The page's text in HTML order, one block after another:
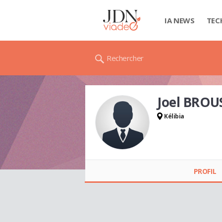
IA NEWS
Rechercher
Joel
Kélibia
PROFIL